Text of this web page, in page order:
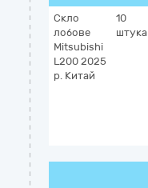
Скло
лобове
Mitsubishi
L200 2025
р. Китай
10
штука